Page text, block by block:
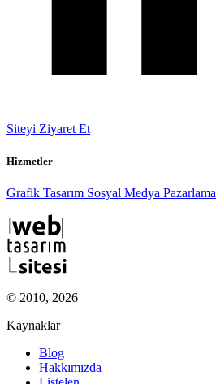
Siteyi Ziyaret Et
Hizmetler
Grafik Tasarım Sosyal Medya Pazarlama
© 2010, 2026
Kaynaklar
Blog
Hakkımızda